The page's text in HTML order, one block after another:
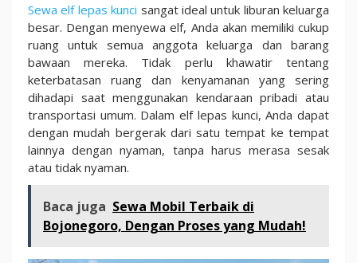
Sewa elf lepas kunci sangat ideal untuk liburan keluarga
besar. Dengan menyewa elf, Anda akan memiliki cukup
ruang untuk semua anggota keluarga dan barang
bawaan mereka. Tidak perlu khawatir tentang
keterbatasan ruang dan kenyamanan yang sering
dihadapi saat menggunakan kendaraan pribadi atau
transportasi umum. Dalam elf lepas kunci, Anda dapat
dengan mudah bergerak dari satu tempat ke tempat
lainnya dengan nyaman, tanpa harus merasa sesak
atau tidak nyaman.
Baca juga Sewa Mobil Terbaik di
Bojonegoro, Dengan Proses yang Mudah!